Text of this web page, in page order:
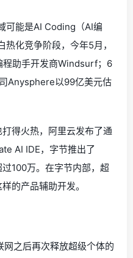
可能是AI Coding（AI编
化竞争阶段，今年5月，
程助手开发商Windsurf；6
Anysphere以99亿美元估
得火热，阿里云发布了通
AI IDE，字节推出了
100万。在字节内部，超
的产品辅助开发。
之后再次释放超级个体的